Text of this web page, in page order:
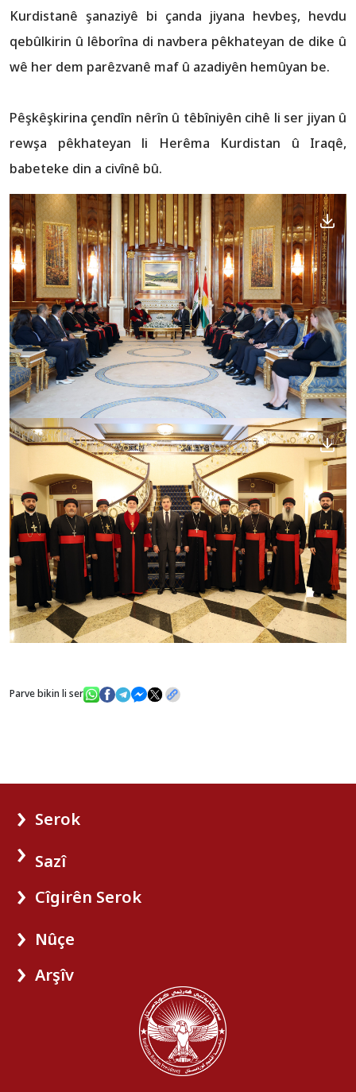
Kurdistanê şanaziyê bi çanda jiyana hevbeş, hevdu
qebûlkirin û lêborîna di navbera pêkhateyan de dike û
wê her dem parêzvanê maf û azadiyên hemûyan be.
Pêşkêşkirina çendîn nêrîn û têbîniyên cihê li ser jiyan û
rewşa pêkhateyan li Herêma Kurdistan û Iraqê,
babeteke din a civînê bû.
Parve bikin li ser
Serok
Sazî
Cîgirên Serok
Nûçe
Arşîv